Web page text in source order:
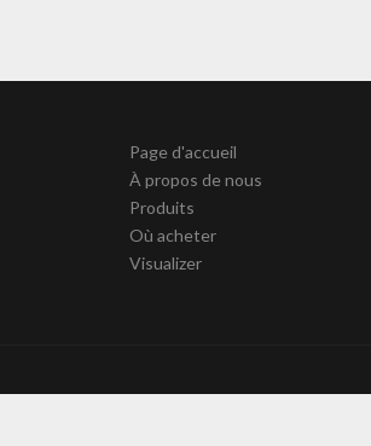
Page d'accueil
À propos de nous
Produits
Où acheter
Visualizer